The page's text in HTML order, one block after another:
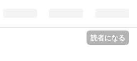
読者になる